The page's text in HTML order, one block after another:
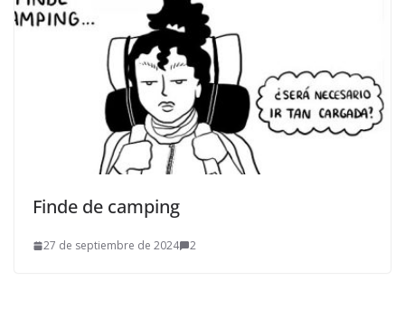
Finde de camping
27 de septiembre de 2024 2